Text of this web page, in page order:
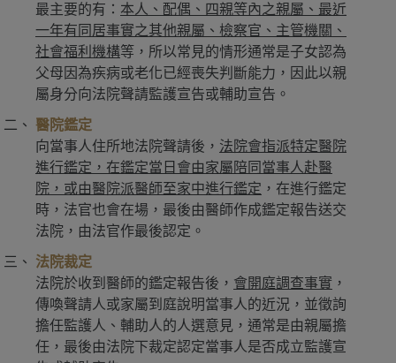
最主要的有： 本人、配偶、四親等內之親屬、最近
一年有同居事實之其他親屬、檢察官、主管機關、
社會福利機構等，所以常見的情形通常是子女認為
父母因為疾病或老化已經喪失判斷能力，因此以親
屬身分向法院聲請監護宣告或輔助宣告。
醫院鑑定
向當事人住所地法院聲請後， 法院會指派特定醫院
進行鑑定，在鑑定當日會由家屬陪同當事人赴醫
院，或由醫院派醫師至家中進行鑑定 ，在進行鑑定
時，法官也會在場，最後由醫師作成鑑定報告送交
法院，由法官作最後認定。
法院裁定
法院於收到醫師的鑑定報告後， 會開庭調查事實 ，
傳喚聲請人或家屬到庭說明當事人的近況，並徵詢
擔任監護人、輔助人的人選意見，通常是由親屬擔
任，最後由法院下裁定認定當事人是否成立監護宣